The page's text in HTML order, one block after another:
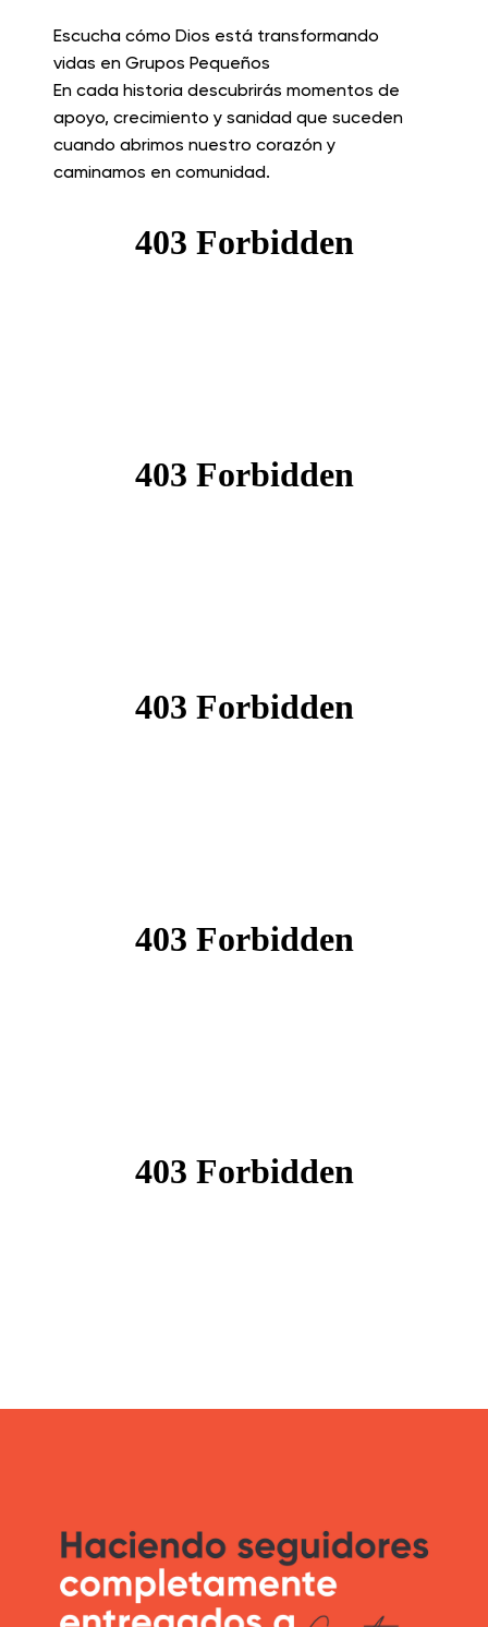
Escucha cómo Dios está transformando
vidas en Grupos Pequeños
En cada historia descubrirás momentos de
apoyo, crecimiento y sanidad que suceden
cuando abrimos nuestro corazón y
caminamos en comunidad.